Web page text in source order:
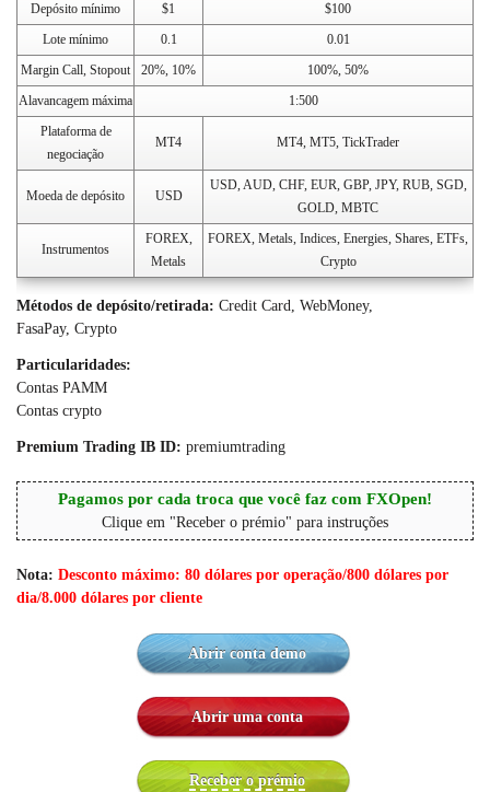
Depósito mínimo $1
$100
Lote mínimo
0.1
0.01
Margin Call, Stopout
20%, 10%
100%, 50%
Alavancagem máxima
1:500
Plataforma de
negociação
MT4 MT4, MT5, TickTrader
Moeda de depósito USD
USD, AUD, CHF, EUR, GBP, JPY, RUB, SGD,
GOLD, MBTC
Instrumentos
FOREX,
Metals
FOREX, Metals, Indices, Energies, Shares, ETFs,
Crypto
Métodos de depósito/retirada: Credit Card, WebMoney,
FasaPay, Crypto
Particularidades:
Contas PAMM
Contas crypto
Premium Trading IB ID: premiumtrading
Pagamos por cada troca que você faz com FXOpen!
Clique em "Receber o prémio" para instruções
Nota: Desconto máximo: 80 dólares por operação/800 dólares por
dia/8.000 dólares por cliente
Abrir conta demo
Abrir uma conta
Receber o prémio